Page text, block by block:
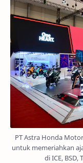
PT Astra Honda
untuk memeriahkan
di ICE, BSD,